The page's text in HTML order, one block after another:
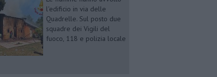
l'edificio in via delle
Quadrelle. Sul posto due
squadre dei Vigili del
fuoco, 118 e polizia locale